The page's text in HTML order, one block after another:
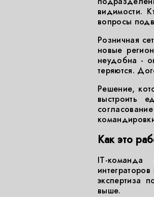
видимости.
вопросы
Розничная
новые
неудобна -
теряются.
Решение,
выстроить
Как это
IT-команда
экспертиза
выше.